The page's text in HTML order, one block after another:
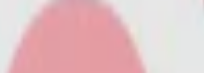
(E501, kaliumkarbonater), salt, nikotin,